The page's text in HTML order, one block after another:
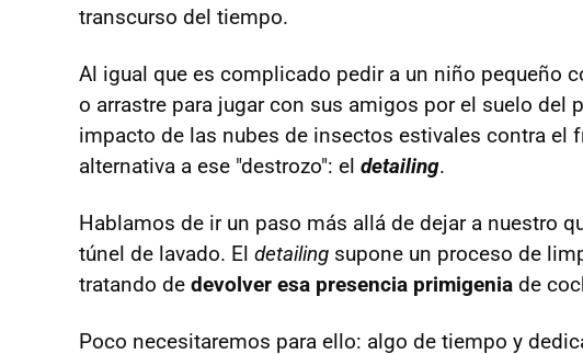
transcurso del tiempo.
Al igual que es complicado pedir a un niño pequeño
o arrastre para jugar con sus amigos por el suelo del
impacto de las nubes de insectos estivales contra el
alternativa a ese "destrozo": el detailing.
Hablamos de ir un paso más allá de dejar a nuestro
túnel de lavado. El detailing supone un proceso de
tratando de devolver esa presencia primigenia de
Poco necesitaremos para ello: algo de tiempo y